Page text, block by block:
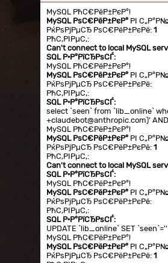
MySQL РћС€РёР±РєР°!
MySQL РѕС€РёР±РєР° РІ
РќРѕРјРµСЂ РѕС€РёР±РєРё:1
РћС‚РІРµС‚:
Can't connect to local MySQL
SQL Р·Р°РїСЂРѕСЃ:
MySQL РћС€РёР±РєР°!
MySQL РѕС€РёР±РєР° РІ
РќРѕРјРµСЂ РѕС€РёР±РєРё:
РћС‚РІРµС‚:
SQL Р·Р°РїСЂРѕСЃ:
select `seen` from `lib_online`
+claudebot@anthropic.com)'
MySQL РћС€РёР±РєР°!
MySQL РѕС€РёР±РєР° РІ
РќРѕРјРµСЂ РѕС€РёР±РєРё:1
РћС‚РІРµС‚:
Can't connect to local MySQL
SQL Р·Р°РїСЂРѕСЃ:
MySQL РћС€РёР±РєР°!
MySQL РѕС€РёР±РєР° РІ
РќРѕРјРµСЂ РѕС€РёР±РєРё:
РћС‚РІРµС‚:
SQL Р·Р°РїСЂРѕСЃ:
UPDATE `lib_online` SET
MySQL РћС€РёР±РєР°!
MySQL РѕС€РёР±РєР° РІ
РќРѕРјРµСЂ РѕС€РёР±РєРё:1